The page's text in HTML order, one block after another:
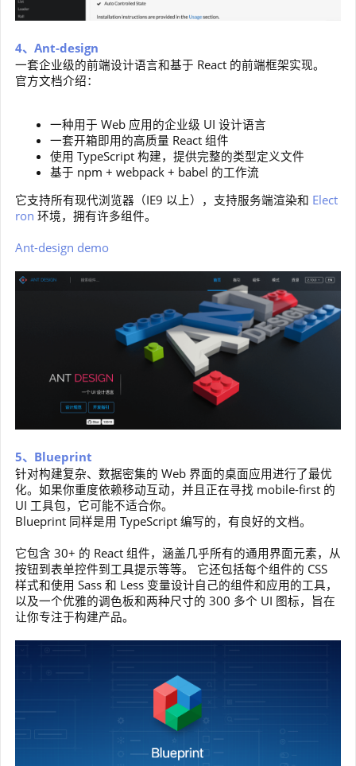
4、Ant-design
一套企业级的前端设计语言和基于 React 的前端框架实现。
官方文档介绍：
一种用于 Web 应用的企业级 UI 设计语言
一套开箱即用的高质量 React 组件
使用 TypeScript 构建，提供完整的类型定义文件
基于 npm + webpack + babel 的工作流
它支持所有现代浏览器（IE9 以上），支持服务端渲染和 Elect
ron 环境，拥有许多组件。
Ant-design demo
5、Blueprint
针对构建复杂、数据密集的 Web 界面的桌面应用进行了最优
化。如果你重度依赖移动互动，并且正在寻找 mobile-first 的
UI 工具包，它可能不适合你。
Blueprint 同样是用 TypeScript 编写的，有良好的文档。
它包含 30+ 的 React 组件，涵盖几乎所有的通用界面元素，从
按钮到表单控件到工具提示等等。 它还包括每个组件的 CSS
样式和使用 Sass 和 Less 变量设计自己的组件和应用的工具，
以及一个优雅的调色板和两种尺寸的 300 多个 UI 图标，旨在
让你专注于构建产品。